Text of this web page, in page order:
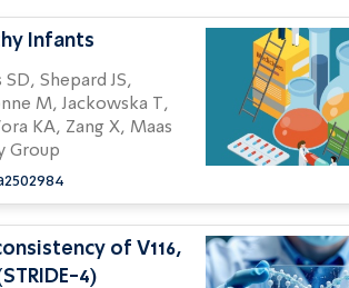
Infants
M, Jackowska T,
KA, Zang X, Maas
Group
of V116,
4)